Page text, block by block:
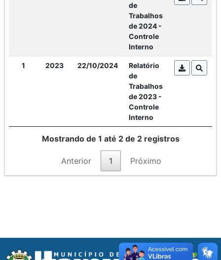
de
Trabalhos
de 2024 -
Controle
Interno
1 2023 22/10/2024
Relatório
de
Trabalhos
de 2023 -
Controle
Interno
Mostrando de 1 até 2 de 2 registros
Anterior 1 Próximo